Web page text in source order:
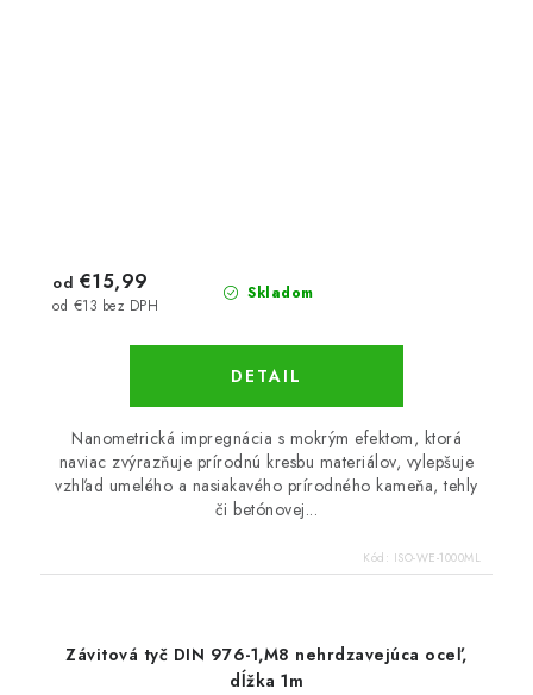
Skladom
od €13 bez DPH
od €15,99
DETAIL
Nanometrická impregnácia s mokrým efektom, ktorá
naviac zvýrazňuje prírodnú kresbu materiálov, vylepšuje
vzhľad umelého a nasiakavého prírodného kameňa, tehly
či betónovej...
Kód: ISO-WE-1000ML
Závitová tyč DIN 976-1,M8 nehrdzavejúca oceľ,
dĺžka 1m